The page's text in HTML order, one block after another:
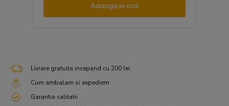
Adauga in cos
Livrare gratuita incepand cu 200 lei
Cum ambalam si expediem
Garantia calitatii